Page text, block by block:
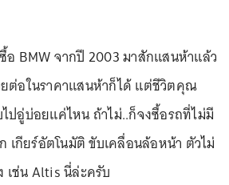
BMW จากปี 2003 มาสักแสนห้าแล้ว
ต่อในราคาแสนห้าก็ได้ แต่ชีวิตคุณ
ปอู่บ่อยแค่ไหน ถ้าไม่..ก็จงซื้อรถที่ไม่มี
เกียร์อัตโนมัติ ขับเคลื่อนล้อหน้า ตัวไม่
เช่น Altis นี่ล่ะครับ